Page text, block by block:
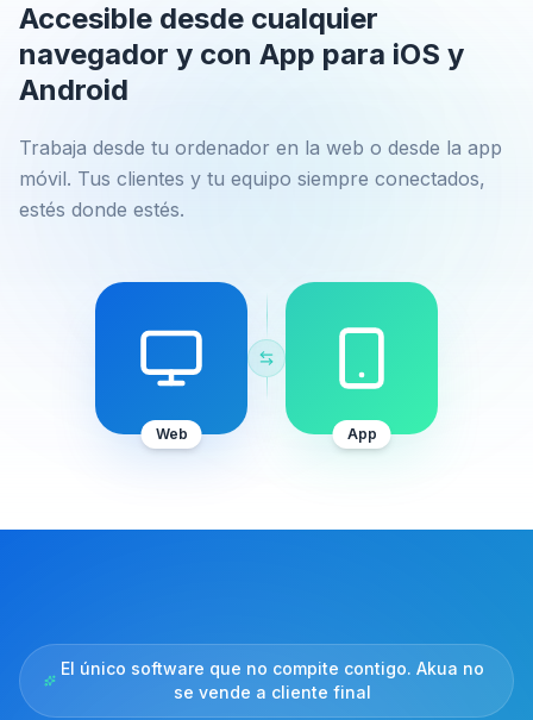
Accesible desde cualquier
navegador y con App para iOS y
Android
Trabaja desde tu ordenador en la web o desde la app
móvil. Tus clientes y tu equipo siempre conectados,
estés donde estés.
Web App
El único software que no compite contigo. Akua no
se vende a cliente final